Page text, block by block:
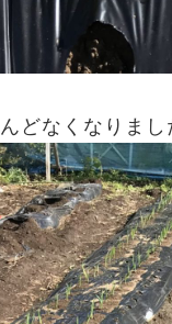
どなくなりまし